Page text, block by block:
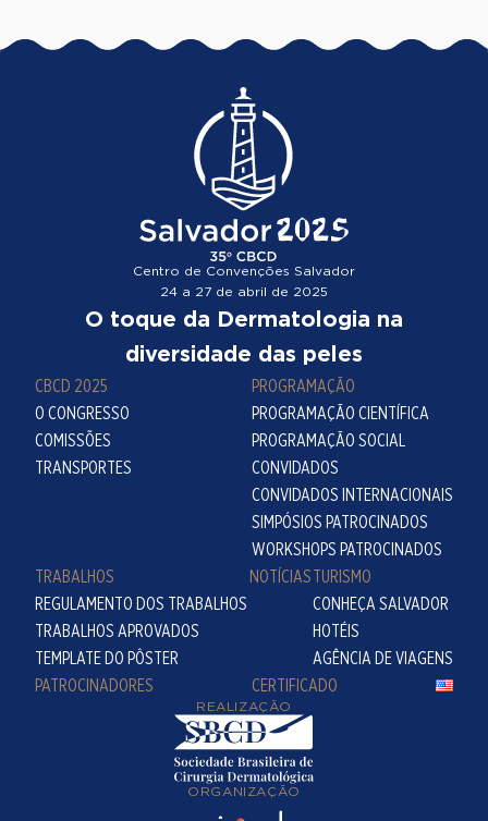
Centro de Convenções Salvador
24 a 27 de abril de 2025
O toque da Dermatologia na
diversidade das peles
CBCD 2025
O CONGRESSO
COMISSÕES
TRANSPORTES
PROGRAMAÇÃO
PROGRAMAÇÃO CIENTÍFICA
PROGRAMAÇÃO SOCIAL
CONVIDADOS
CONVIDADOS INTERNACIONAIS
SIMPÓSIOS PATROCINADOS
WORKSHOPS PATROCINADOS
TRABALHOS
REGULAMENTO DOS TRABALHOS
TRABALHOS APROVADOS
TEMPLATE DO PÔSTER
NOTÍCIASTURISMO
CONHEÇA SALVADOR
HOTÉIS
AGÊNCIA DE VIAGENS
PATROCINADORES
CERTIFICADO
REALIZAÇÃO
ORGANIZAÇÃO